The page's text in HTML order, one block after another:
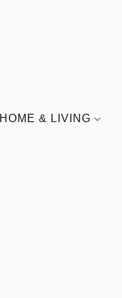
HOME & LIVING